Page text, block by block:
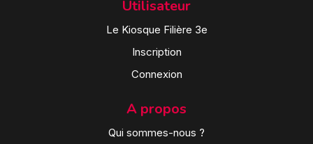
Utilisateur
Le Kiosque Filière 3e
Inscription
Connexion
A propos
Qui sommes-nous ?